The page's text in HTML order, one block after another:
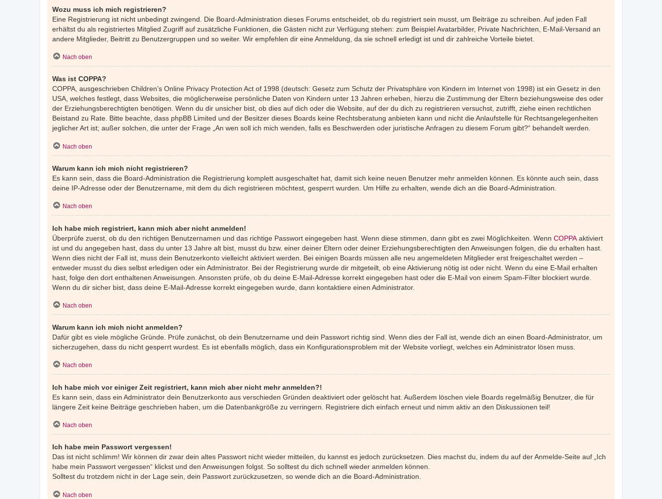
Wozu muss ich mich registrieren?
Eine Registrierung ist nicht unbedingt zwingend. Die Board-Administration dieses Forums entscheidet, ob du registriert sein musst, um Beiträge zu schreiben. Auf jeden Fall
erhältst du als registriertes Mitglied Zugriff auf zusätzliche Funktionen, die Gästen nicht zur Verfügung stehen: zum Beispiel Avatarbilder, Private Nachrichten, E-Mail-Versand an
andere Mitglieder, Beitritt zu Benutzergruppen und so weiter. Wir empfehlen dir eine Anmeldung, da sie schnell erledigt ist und dir zahlreiche Vorteile bietet.
Nach oben
Was ist COPPA?
COPPA, ausgeschrieben Children’s Online Privacy Protection Act of 1998 (deutsch: Gesetz zum Schutz der Privatsphäre von Kindern im Internet von 1998) ist ein Gesetz in den
USA, welches festlegt, dass Websites, die möglicherweise persönliche Daten von Kindern unter 13 Jahren erheben, hierzu die Zustimmung der Eltern beziehungsweise des oder
der Erziehungsberechtigten benötigen. Wenn du dir unsicher bist, ob dies auf dich oder die Website, auf der du dich zu registrieren versuchst, zutrifft, ziehe einen rechtlichen
Beistand zu Rate. Bitte beachte, dass phpBB Limited und der Besitzer dieses Boards keine Rechtsberatung anbieten kann und nicht die Anlaufstelle für Rechtsangelegenheiten
jeglicher Art ist; außer solchen, die unter der Frage „An wen soll ich mich wenden, falls es Beschwerden oder juristische Anfragen zu diesem Forum gibt?“ behandelt werden.
Nach oben
Warum kann ich mich nicht registrieren?
Es kann sein, dass die Board-Administration die Registrierung komplett ausgeschaltet hat, damit sich keine neuen Benutzer mehr anmelden können. Es könnte auch sein, dass
deine IP-Adresse oder der Benutzername, mit dem du dich registrieren möchtest, gesperrt wurden. Um Hilfe zu erhalten, wende dich an die Board-Administration.
Nach oben
Ich habe mich registriert, kann mich aber nicht anmelden!
Überprüfe zuerst, ob du den richtigen Benutzernamen und das richtige Passwort eingegeben hast. Wenn diese stimmen, dann gibt es zwei Möglichkeiten. Wenn COPPA aktiviert
ist und du angegeben hast, dass du unter 13 Jahre alt bist, musst du bzw. einer deiner Eltern oder deiner Erziehungsberechtigten den Anweisungen folgen, die du erhalten hast.
Wenn dies nicht der Fall ist, muss dein Benutzerkonto vielleicht aktiviert werden. Bei einigen Boards müssen alle neu angemeldeten Mitglieder erst freigeschaltet werden –
entweder musst du dies selbst erledigen oder ein Administrator. Bei der Registrierung wurde dir mitgeteilt, ob eine Aktivierung nötig ist oder nicht. Wenn du eine E-Mail erhalten
hast, folge den dort enthaltenen Anweisungen. Ansonsten prüfe, ob du deine E-Mail-Adresse korrekt eingegeben hast oder die E-Mail von einem Spam-Filter blockiert wurde.
Wenn du dir sicher bist, dass deine E-Mail-Adresse korrekt eingegeben wurde, dann kontaktiere einen Administrator.
Nach oben
Warum kann ich mich nicht anmelden?
Dafür gibt es viele mögliche Gründe. Prüfe zunächst, ob dein Benutzername und dein Passwort richtig sind. Wenn dies der Fall ist, wende dich an einen Board-Administrator, um
sicherzugehen, dass du nicht gesperrt wurdest. Es ist ebenfalls möglich, dass ein Konfigurationsproblem mit der Website vorliegt, welches ein Administrator lösen muss.
Nach oben
Ich habe mich vor einiger Zeit registriert, kann mich aber nicht mehr anmelden?!
Es kann sein, dass ein Administrator dein Benutzerkonto aus verschieden Gründen deaktiviert oder gelöscht hat. Außerdem löschen viele Boards regelmäßig Benutzer, die für
längere Zeit keine Beiträge geschrieben haben, um die Datenbankgröße zu verringern. Registriere dich einfach erneut und nimm aktiv an den Diskussionen teil!
Nach oben
Ich habe mein Passwort vergessen!
Das ist nicht schlimm! Wir können dir zwar dein altes Passwort nicht wieder mitteilen, du kannst es jedoch zurücksetzen. Dies machst du, indem du auf der Anmelde-Seite auf „Ich
habe mein Passwort vergessen“ klickst und den Anweisungen folgst. So solltest du dich schnell wieder anmelden können.
Solltest du trotzdem nicht in der Lage sein, dein Passwort zurückzusetzen, so wende dich an die Board-Administration.
Nach oben